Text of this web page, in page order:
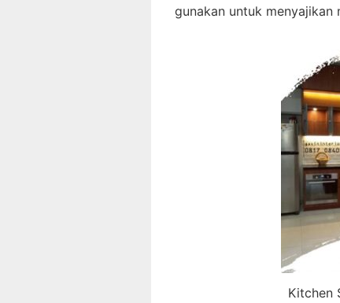
gunakan untuk menyajikan
Kitchen